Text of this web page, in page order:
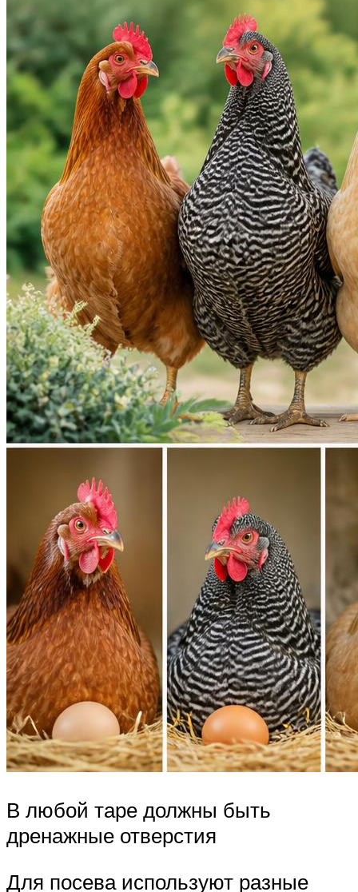
В любой таре должны быть
дренажные отверстия
Для посева используют разные